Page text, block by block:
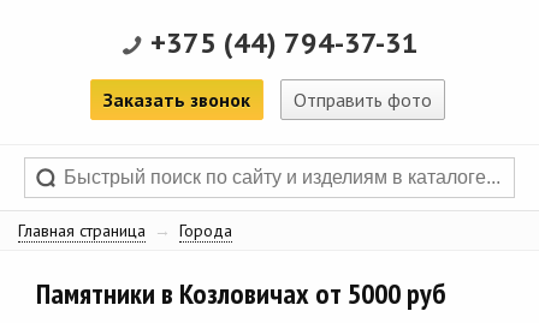
+375 (44) 794-37-31
Заказать звонок Отправить фото
Главная страница → Города
Памятники в Козловичах от 5000 руб